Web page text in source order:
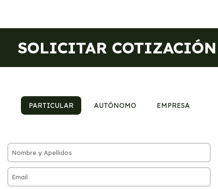
SOLICITAR COTIZACIÓN
PARTICULAR AUTÓNOMO EMPRESA